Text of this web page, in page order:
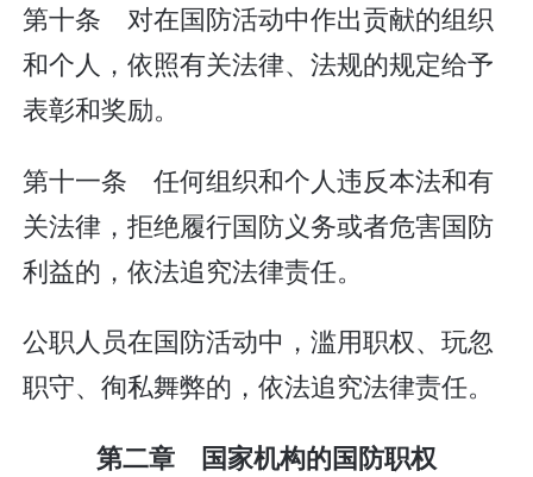
第十条 对在国防活动中作出贡献的组织
和个人，依照有关法律、法规的规定给予
表彰和奖励。
第十一条 任何组织和个人违反本法和有
关法律，拒绝履行国防义务或者危害国防
利益的，依法追究法律责任。
公职人员在国防活动中，滥用职权、玩忽
职守、徇私舞弊的，依法追究法律责任。
第二章 国家机构的国防职权